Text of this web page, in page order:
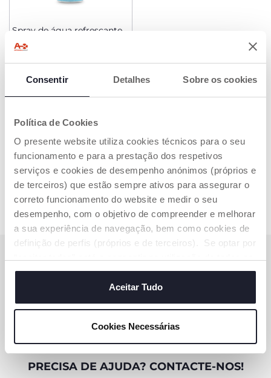
Consentir Detalhes Sobre os cookies
Política de Cookies
O presente website utiliza cookies técnicos para o seu
funcionamento e para a prestação dos respetivos
serviços e cookies de desempenho anónimos (próprios e
de terceiros) que estão sempre ativos para assegurar o
correto funcionamento do website e medir o seu
desempenho, com o objetivo de compreender e melhorar
a sua experiência de navegação, bem como cookies de
definição de perfis (próprios e de terceiros). Se optar por
cookies. Se quiser saber mais, alterar ou revogar o
consentimento de todos ou de alguns cookies, clique em
"mostrar detalhes". Ao fechar este aviso, está a
são necessários e essenciais para garantir o
funcionamento desta página.
Aceitar Tudo
Cookies Necessárias
Spray de água refrescante
AVISAR-ME
SUBSCREVA AGORA
PRECISA DE AJUDA? CONTACTE-NOS!